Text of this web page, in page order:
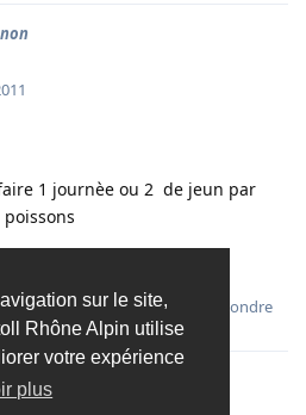
sur le site,
Rhône Alpin utilise
votre expérience
plus
1 journèe ou 2 de jeun par
Répondre
davantage